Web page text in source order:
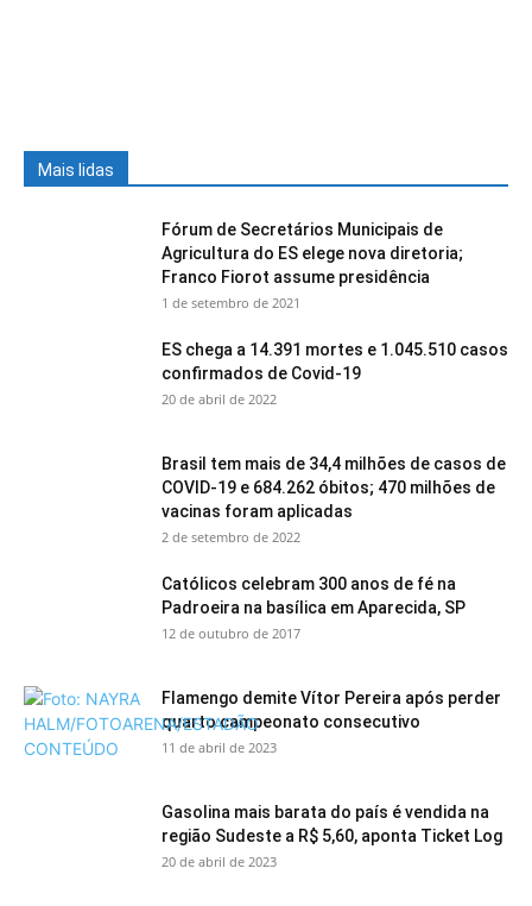
Mais lidas
Fórum de Secretários Municipais de
Agricultura do ES elege nova diretoria;
Franco Fiorot assume presidência
1 de setembro de 2021
ES chega a 14.391 mortes e 1.045.510 casos
confirmados de Covid-19
20 de abril de 2022
Brasil tem mais de 34,4 milhões de casos de
COVID-19 e 684.262 óbitos; 470 milhões de
vacinas foram aplicadas
2 de setembro de 2022
Católicos celebram 300 anos de fé na
Padroeira na basílica em Aparecida, SP
12 de outubro de 2017
Flamengo demite Vítor Pereira após perder
quarto campeonato consecutivo
11 de abril de 2023
Gasolina mais barata do país é vendida na
região Sudeste a R$ 5,60, aponta Ticket Log
20 de abril de 2023